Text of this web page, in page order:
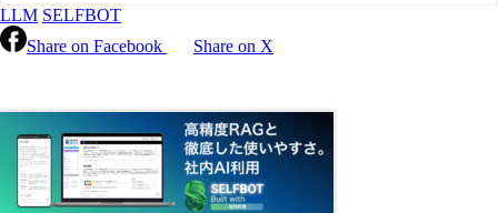
LLM SELFBOT
Share on Facebook
Share on X